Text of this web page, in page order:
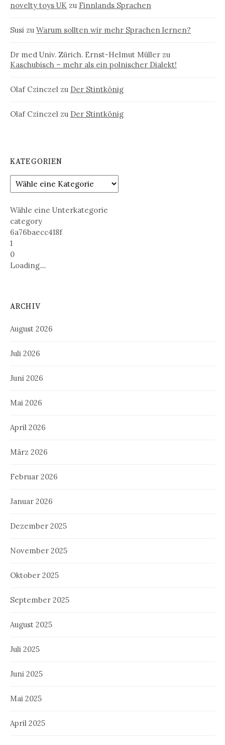
novelty toys UK zu Finnlands Sprachen
Susi zu Warum sollten wir mehr Sprachen lernen?
Dr med Univ. Zürich. Ernst-Helmut Müller zu
Kaschubisch – mehr als ein polnischer Dialekt!
Olaf Czinczel zu Der Stintkönig
Olaf Czinczel zu Der Stintkönig
KATEGORIEN
Wähle eine Unterkategorie
category
6a76baecc418f
1
0
Loading....
ARCHIV
August 2026
Juli 2026
Juni 2026
Mai 2026
April 2026
März 2026
Februar 2026
Januar 2026
Dezember 2025
November 2025
Oktober 2025
September 2025
August 2025
Juli 2025
Juni 2025
Mai 2025
April 2025